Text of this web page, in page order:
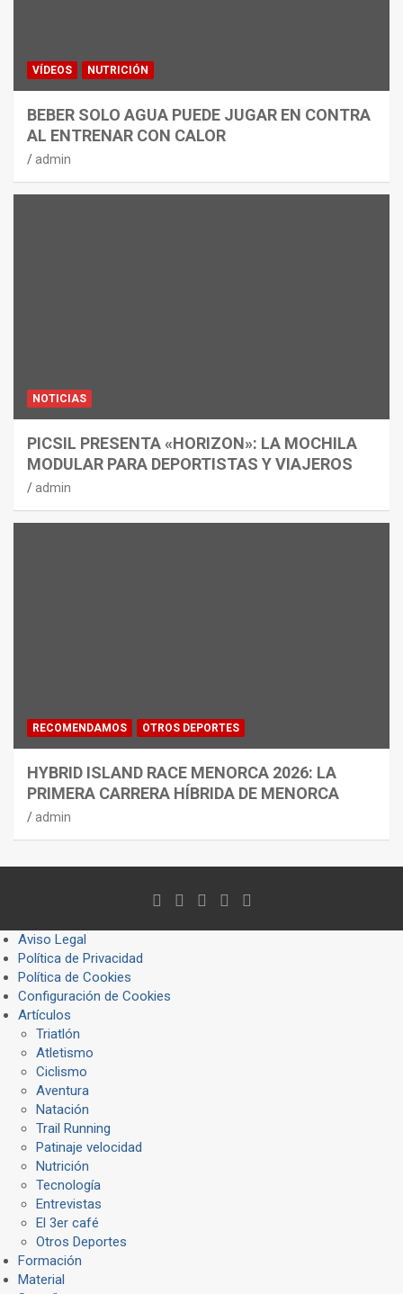
VÍDEOS NUTRICIÓN
BEBER SOLO AGUA PUEDE JUGAR EN CONTRA
AL ENTRENAR CON CALOR
admin
NOTICIAS
PICSIL PRESENTA «HORIZON»: LA MOCHILA
MODULAR PARA DEPORTISTAS Y VIAJEROS
admin
RECOMENDAMOS OTROS DEPORTES
HYBRID ISLAND RACE MENORCA 2026: LA
PRIMERA CARRERA HÍBRIDA DE MENORCA
admin
Aviso Legal
Política de Privacidad
Política de Cookies
Configuración de Cookies
Artículos
Triatlón
Atletismo
Ciclismo
Aventura
Natación
Trail Running
Patinaje velocidad
Nutrición
Tecnología
Entrevistas
El 3er café
Otros Deportes
Formación
Material